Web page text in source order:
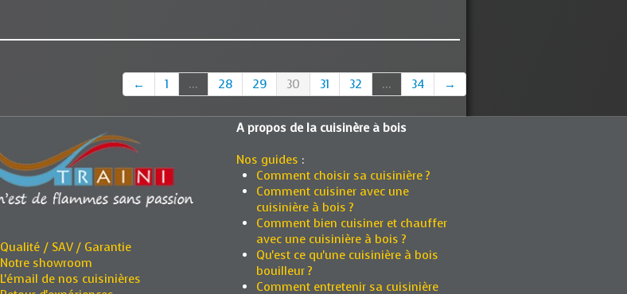
← 1 ... 28 29 30 31 32 ... 34 →
Qualité / SAV / Garantie
Notre showroom
L'émail de nos cuisinières
A propos de la cuisinère à bois
Nos guides :
Comment choisir sa cuisinière ?
Comment cuisiner avec une
cuisinière à bois ?
Comment bien cuisiner et chauffer
avec une cuisinière à bois ?
Qu'est ce qu'une cuisinière à bois
bouilleur ?
Comment entretenir sa cuisinière